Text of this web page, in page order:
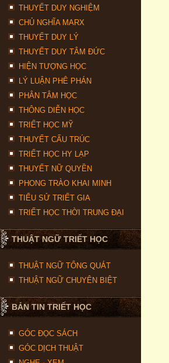
THUYẾT DUY NGHIỆM
CHỦ NGHĨA MARX
THUYẾT DUY LÝ
THUYẾT DUY TÂM ĐỨC
HIỆN TƯỢNG HỌC
LÝ LUẬN PHÊ PHÁN
PHÂN TÂM HỌC
THÔNG DIỄN HỌC
TRIẾT HỌC MỸ
THUYẾT CẤU TRÚC
TRIẾT HỌC HY LẠP
THUYẾT NỮ QUYỀN
PHONG TRÀO KHAI MINH
TIỂU SỬ TRIẾT GIA
TRIẾT HỌC THỜI TRUNG ĐẠI
THUẬT NGỮ TRIẾT HỌC
THUẬT NGỮ TỔNG QUÁT
THUẬT NGỮ CHUYÊN BIỆT
BẢN TIN TRIẾT HỌC
GÓC ĐỌC SÁCH
GÓC DỊCH THUẬT